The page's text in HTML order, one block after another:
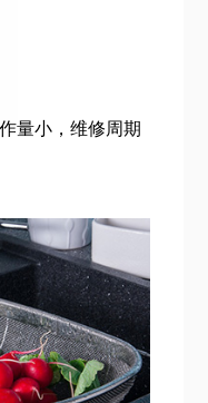
量小，维修周期